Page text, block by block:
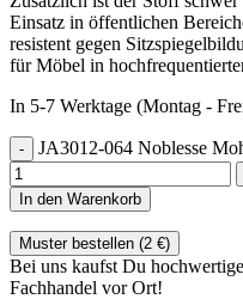
Einsatz in öffentlichen
resistent gegen
für Möbel in
In 5-7 Werktage (Montag -
JA3012-064 Noblesse
In den Warenkorb
Muster bestellen (2 €)
Bei uns kaufst Du
Fachhandel vor Ort!